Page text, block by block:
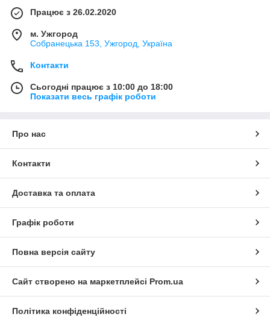
Працює з 26.02.2020
м. Ужгород
Собранецька 153, Ужгород, Україна
Контакти
Сьогодні працює з 10:00 до 18:00
Показати весь графік роботи
Про нас
Контакти
Доставка та оплата
Графік роботи
Повна версія сайту
Сайт створено на маркетплейсі Prom.ua
Політика конфіденційності